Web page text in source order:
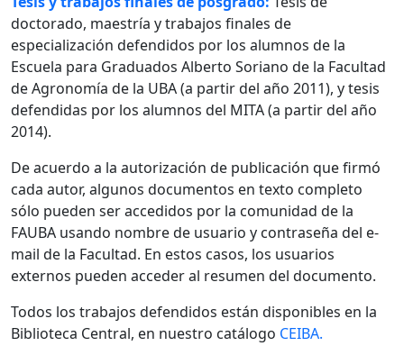
doctorado, maestría y trabajos finales de
especialización defendidos por los alumnos de la
Escuela para Graduados Alberto Soriano de la Facultad
de Agronomía de la UBA (a partir del año 2011), y tesis
defendidas por los alumnos del MITA (a partir del año
2014).
De acuerdo a la autorización de publicación que firmó
cada autor, algunos documentos en texto completo
sólo pueden ser accedidos por la comunidad de la
FAUBA usando nombre de usuario y contraseña del e-
mail de la Facultad. En estos casos, los usuarios
externos pueden acceder al resumen del documento.
Todos los trabajos defendidos están disponibles en la
Biblioteca Central, en nuestro catálogo CEIBA.